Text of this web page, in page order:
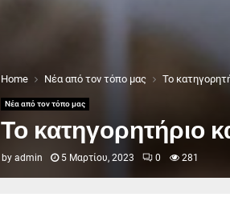
Home Νέα από τον τόπο μας Το
Νέα από τον τόπο μας
Το κατηγορητήριο
by admin 5 Μαρτίου, 2023 0 281